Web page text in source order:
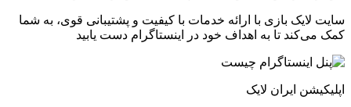
سایت لایک بازی با ارائه خدمات با کیفیت و پشتیبانی قوی، به شما
کمک می‌کند تا به اهداف خود در اینستاگرام دست یابید
اپلیکیشن ایران لایک